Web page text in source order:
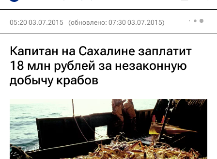
05:20 03.07.2015 (обновлено: 07:30 03.07.2015)
Капитан на Сахалине заплатит
18 млн рублей за незаконную
добычу крабов